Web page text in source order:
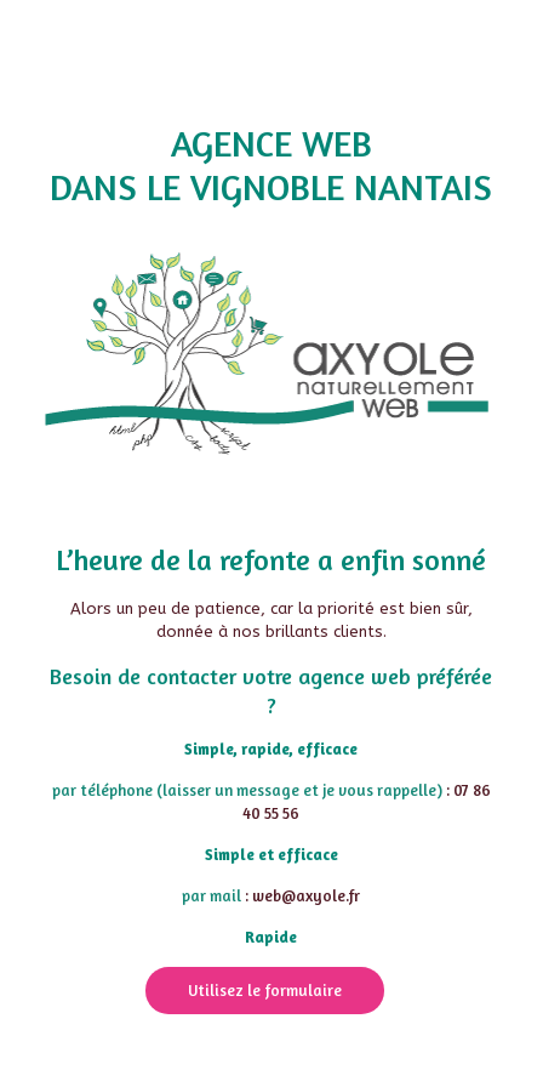
AGENCE WEB
DANS LE VIGNOBLE NANTAIS
L’heure de la refonte a enfin sonné
Alors un peu de patience, car la priorité est bien sûr,
donnée à nos brillants clients.
Besoin de contacter votre agence web préférée
?
Simple, rapide, efficace
par téléphone (laisser un message et je vous rappelle): 07 86
40 55 56
Simple et efficace
par mail : web@axyole.fr
Rapide
Utilisez le formulaire